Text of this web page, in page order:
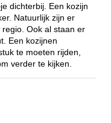
dichterbij. Een kozijn
Natuurlijk zijn er
Ook al staan er
Een kozijnen
te moeten rijden,
verder te kijken.